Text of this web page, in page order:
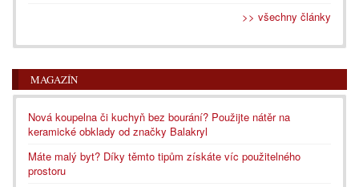
>> všechny články
MAGAZÍN
Nová koupelna či kuchyň bez bourání? Použijte nátěr na
keramické obklady od značky Balakryl
Máte malý byt? Díky těmto tipům získáte víc použitelného
prostoru